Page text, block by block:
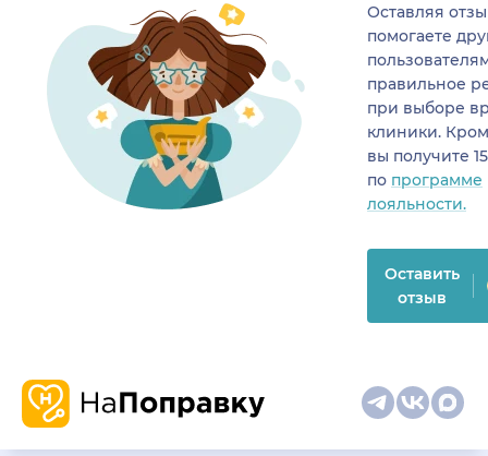
Оставляя
помогаете
правильное
при выборе
клиники.
вы получите
по программе
лояльности.
Оставить
отзыв